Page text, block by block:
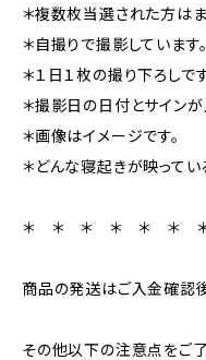
＊複数枚当選された方は
＊自撮りで撮影しています。
＊１日１枚の撮り下ろしです
＊撮影日の日付とサインが
＊画像はイメージです。
＊どんな寝起きが映ってい
＊ ＊ ＊ ＊ ＊ ＊
商品の発送はご入金確認
その他以下の注意点をご